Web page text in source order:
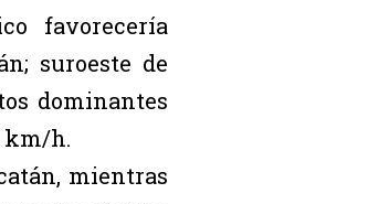
favorecería
suroeste de
dominantes
km/h.
mientras